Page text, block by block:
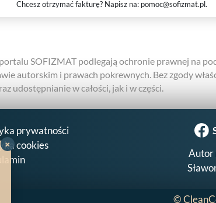
Chcesz otrzymać fakturę? Napisz na: pomoc@sofizmat.pl.
SOFIZMAT podlegają ochronie prawnej na
autorskim i prawach pokrewnych. Bez zgody
udostępnianie w całości, jak i w części.
prywatności
cookies
Autor
©
×